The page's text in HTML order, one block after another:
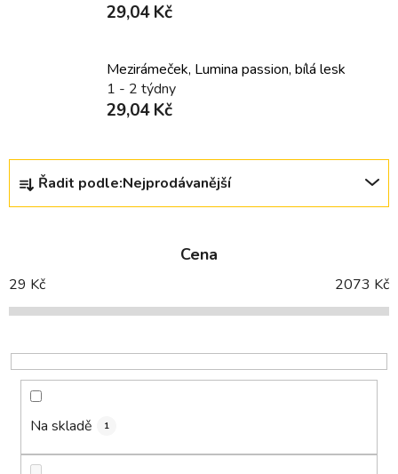
29,04 Kč
Mezirámeček, Lumina passion, bílá lesk
1 - 2 týdny
29,04 Kč
Ř
z
í
p
o
d
Řadit podle:Nejprodávanější
Cena
29 Kč 2073 Kč
Na skladě 1